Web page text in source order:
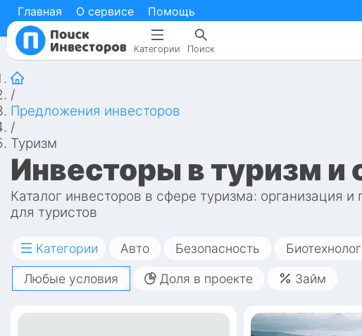
Главная О сервисе Помощь
Категории Поиск
Главная О сервисе Помощь
Категории Поиск
/
Предложения инвесторов
/
Туризм
Инвесторы в туризм и
Каталог инвесторов в сфере туризма: организация
для туристов
Категории Авто Безопасность
Любые условия Доля в проекте Займ